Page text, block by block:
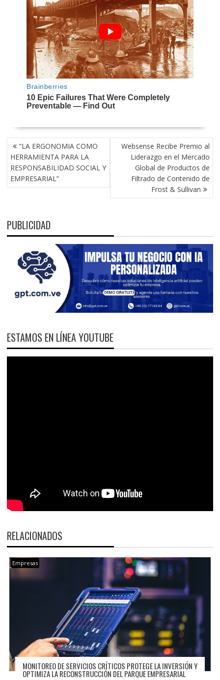
NAVEGACIÓN
DE
ENTRADAS
“LA ERGONOMIA COMO
HERRAMIENTA PARA LA
RESPONSABILIDAD SOCIAL Y
EMPRESARIAL”
Websense Recibe Premio al
Liderazgo en el Mercado
Global de Productos de
Filtrado de Contenido de
Frost & Sullivan
PUBLICIDAD
ESTAMOS EN LÍNEA YOUTUBE
RELACIONADOS
Empresas
MONITOREO DE SERVICIOS CRÍTICOS PROTEGE LA INVERSIÓN Y
OPTIMIZA LA RECONSTRUCCIÓN DEL PARQUE EMPRESARIAL